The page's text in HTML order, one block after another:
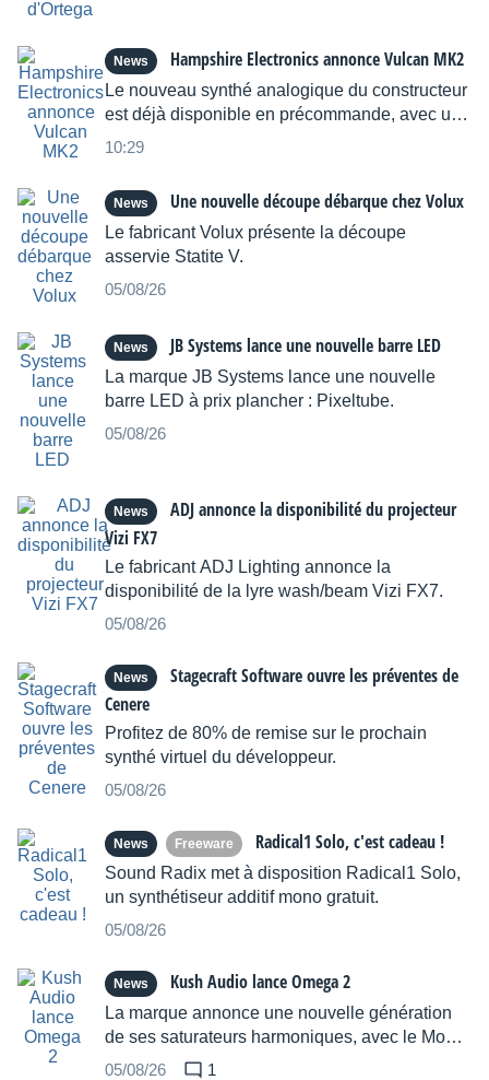
News Hampshire Electronics annonce Vulcan MK2
Le nouveau synthé analogique du constructeur
est déjà disponible en précommande, avec une
sortie prévue pour la fin du mois.
10:29
News Une nouvelle découpe débarque chez Volux
Le fabricant Volux présente la découpe
asservie Statite V.
05/08/26
News JB Systems lance une nouvelle barre LED
La marque JB Systems lance une nouvelle
barre LED à prix plancher : Pixeltube.
05/08/26
News
ADJ annonce la disponibilité du projecteur
Vizi FX7
Le fabricant ADJ Lighting annonce la
disponibilité de la lyre wash/beam Vizi FX7.
05/08/26
News
Stagecraft Software ouvre les préventes de
Cenere
Profitez de 80% de remise sur le prochain
synthé virtuel du développeur.
05/08/26
News Freeware Radical1 Solo, c'est cadeau !
Sound Radix met à disposition Radical1 Solo,
un synthétiseur additif mono gratuit.
05/08/26
News Kush Audio lance Omega 2
La marque annonce une nouvelle génération
de ses saturateurs harmoniques, avec le Model
A disponible dès maintenant.
05/08/26 1